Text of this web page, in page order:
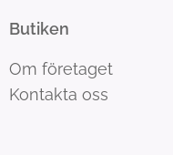
Butiken
Om företaget
Kontakta oss